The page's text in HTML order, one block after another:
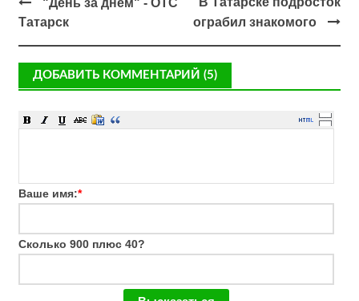
Татарск
ограбил знакомого
ДОБАВИТЬ КОММЕНТАРИЙ (5)
Ваше имя:*
Сколько 900 плюс 40?